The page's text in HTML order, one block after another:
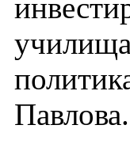
Павлова.